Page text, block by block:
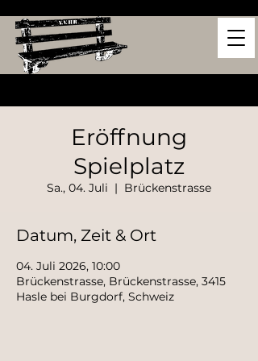
Eröffnung
Spielplatz
Sa., 04. Juli
  |
Brückenstrasse
Datum, Zeit & Ort
04. Juli 2026, 10:00
Brückenstrasse, Brückenstrasse, 3415
Hasle bei Burgdorf, Schweiz